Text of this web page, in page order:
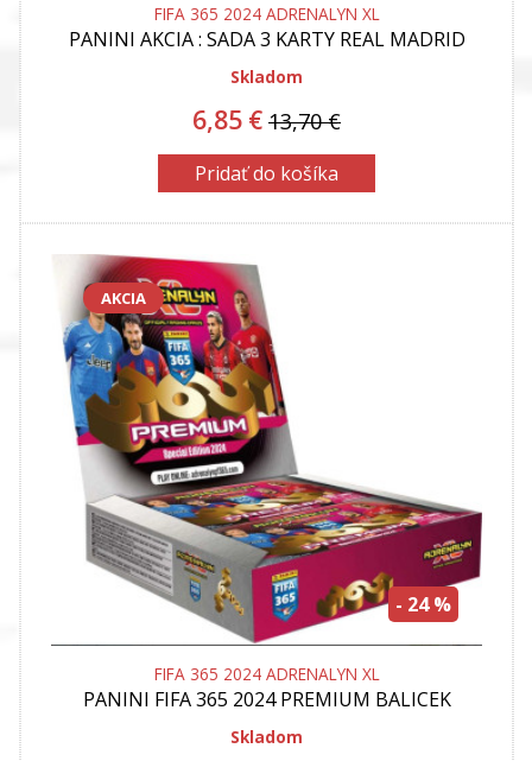
FIFA 365 2024 ADRENALYN XL
PANINI AKCIA : SADA 3 KARTY REAL MADRID
COURTOIS + VINI JR.
Skladom
6,85 € 13,70 €
Pridať do košíka
- 24 %
AKCIA
FIFA 365 2024 ADRENALYN XL
PANINI FIFA 365 2024 PREMIUM BALICEK
Skladom